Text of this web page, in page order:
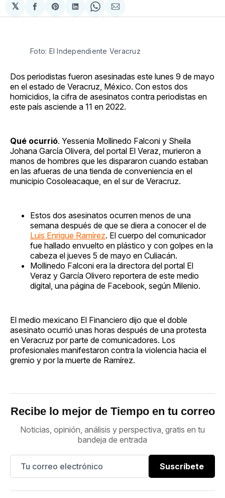
𝕏
Compartir
en
Share
on
Compartir
en
Share
on
Compartir
via
Foto: El Independiente Veracruz
Dos periodistas fueron asesinadas este lunes 9 de mayo
en el estado de Veracruz, México. Con estos dos
homicidios, la cifra de asesinatos contra periodistas en
este país asciende a 11 en 2022.
Qué ocurrió. Yessenia Mollinedo Falconi y Sheila
Johana García Olivera, del portal El Veraz, murieron a
manos de hombres que les dispararon cuando estaban
en las afueras de una tienda de conveniencia en el
municipio Cosoleacaque, en el sur de Veracruz.
Estos dos asesinatos ocurren menos de una
semana después de que se diera a conocer el de
Luis Enrique Ramírez. El cuerpo del comunicador
fue hallado envuelto en plástico y con golpes en la
cabeza el jueves 5 de mayo en Culiacán.
Mollinedo Falconi era la directora del portal El
Veraz y García Olivero reportera de este medio
digital, una página de Facebook, según Milenio.
El medio mexicano El Financiero dijo que el doble
asesinato ocurrió unas horas después de una protesta
en Veracruz por parte de comunicadores. Los
profesionales manifestaron contra la violencia hacia el
gremio y por la muerte de Ramírez.
Recibe lo mejor de Tiempo en tu correo
Noticias, opinión, análisis y perspectiva, gratis en tu
bandeja de entrada
Suscríbete